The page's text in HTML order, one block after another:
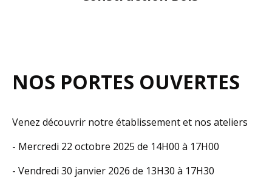
NOS PORTES OUVERTES
Venez découvrir notre établissement et nos ateliers
- Mercredi 22 octobre 2025 de 14H00 à 17H00
- Vendredi 30 janvier 2026 de 13H30 à 17H30